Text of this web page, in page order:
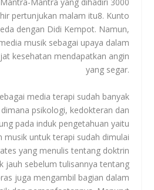
Mantra yang dihadiri 3000
pertunjukan malam itu8. Kunto
dengan Didi Kempot. Namun,
musik sebagai upaya dalam
kesehatan mendapatkan angin
yang segar.
media terapi sudah banyak
psikologi, kedokteran dan
pada induk pengetahuan yaitu
untuk terapi sudah dimulai
yang menulis tentang doktrin
jauh sebelum tulisannya tentang
juga mengambil bagian dalam